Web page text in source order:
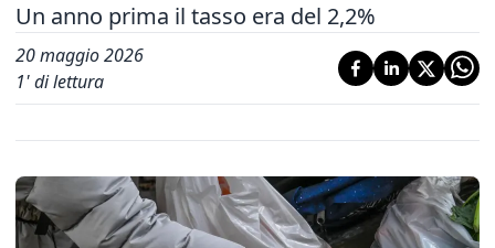
Un anno prima il tasso era del 2,2%
20 maggio 2026
1' di lettura